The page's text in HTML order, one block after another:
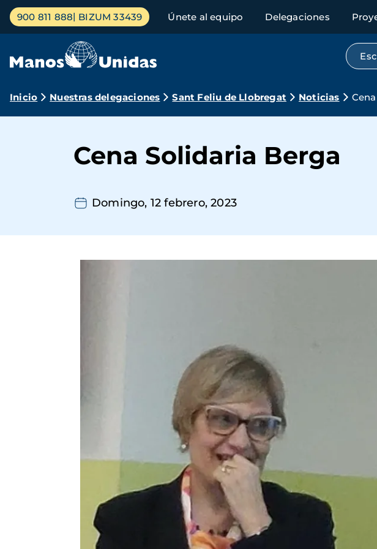
Pasar
contenido
Menú
principal
900 811 888 BIZUM 33439 Únete al equipo Delegaciones
Ruta
navegación
Inicio Nuestras delegaciones Sant Feliu de Llobregat Noticias
Cena Solidaria Berga
Domingo, 12 febrero, 2023